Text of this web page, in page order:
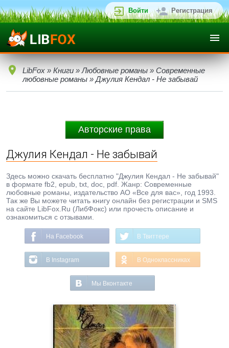
Войти Регистрация
LibFox » Книги » Любовные романы » Современные
любовные романы » Джулия Кендал - Не забывай
Авторские права
Джулия Кендал - Не забывай
Здесь можно скачать бесплатно "Джулия Кендал - Не забывай"
в формате fb2, epub, txt, doc, pdf. Жанр: Современные
любовные романы, издательство АО «Все для вас», год 1993.
Так же Вы можете читать книгу онлайн без регистрации и SMS
на сайте LibFox.Ru (ЛибФокс) или прочесть описание и
ознакомиться с отзывами.
На Facebook В Твиттере
В Instagram В Одноклассниках
Мы Вконтакте